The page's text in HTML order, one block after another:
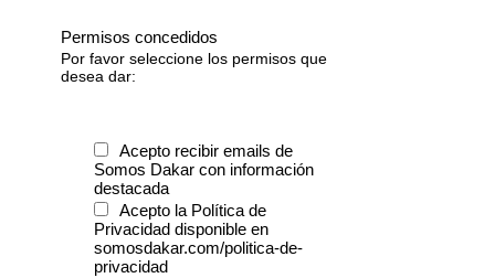
Permisos concedidos
Por favor seleccione los permisos que
desea dar:
Acepto recibir emails de
Somos Dakar con información
destacada
Acepto la Política de
Privacidad disponible en
somosdakar.com/politica-de-
privacidad